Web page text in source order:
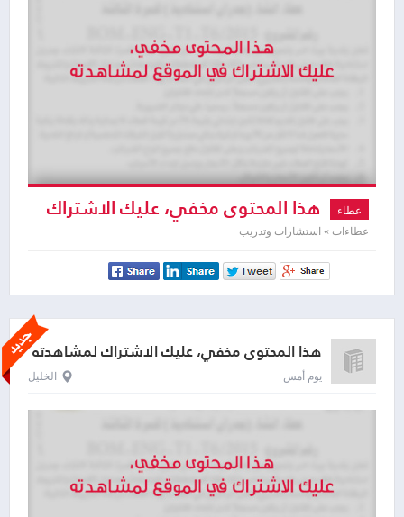
عطاء هذا المحتوى مخفي، عليك الاشتراك
لمشاهدته
عطاءات » استشارات وتدريب
هذا المحتوى مخفي، عليك الاشتراك لمشاهدته
يوم أمس الخليل